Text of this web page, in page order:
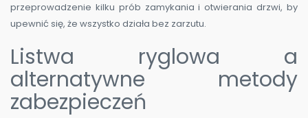
przeprowadzenie kilku prób zamykania i otwierania drzwi, by
upewnić się, że wszystko działa bez zarzutu.
Listwa ryglowa a
alternatywne metody
zabezpieczeń